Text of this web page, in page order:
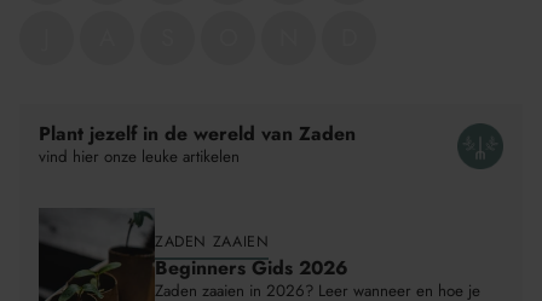
toegevoegd
aan
Plant jezelf in de wereld van Zaden
vind hier onze leuke artikelen
ZADEN ZAAIEN
Beginners Gids 2026
Zaden zaaien in 2026? Leer wanneer en hoe je